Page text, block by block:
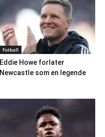
Fotball
Eddie Howe forlater
Newcastle som en legende